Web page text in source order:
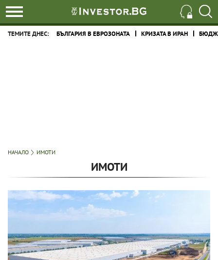
ТЕМИТЕ ДНЕС: БЪЛГАРИЯ В ЕВРОЗОНАТА КРИЗАТА В ИРАН
НАЧАЛО ИМОТИ
ИМОТИ